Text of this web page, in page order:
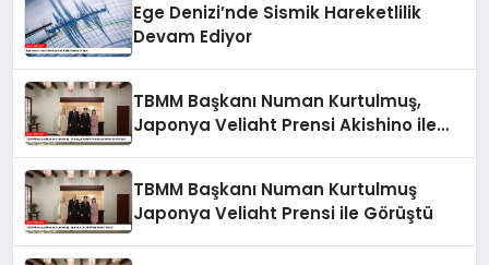
Ege Denizi’nde Sismik Hareketlilik
Devam Ediyor
TBMM Başkanı Numan Kurtulmuş,
Japonya Veliaht Prensi Akishino ile
TBMM Başkanı Numan Kurtulmuş
Japonya Veliaht Prensi ile Görüştü